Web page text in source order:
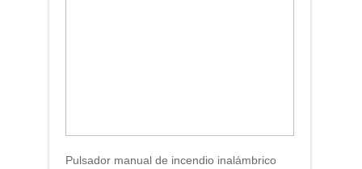
Pulsador manual de incendio inalámbrico